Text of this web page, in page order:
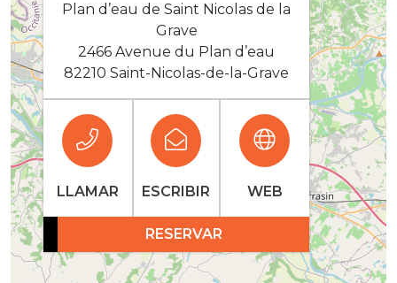
Plan d’eau de Saint Nicolas de la
Grave
2466 Avenue du Plan d’eau
82210 Saint-Nicolas-de-la-Grave
LLAMAR ESCRIBIR WEB
RESERVAR